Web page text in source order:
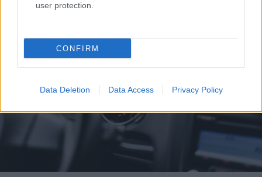
user protection.
CONFIRM
Data Deletion Data Access Privacy Policy